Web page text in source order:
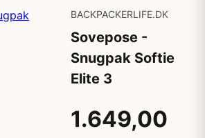
BACKPACKERLIFE.DK
Sovepose -
Snugpak Softie
Elite 3
1.649,00